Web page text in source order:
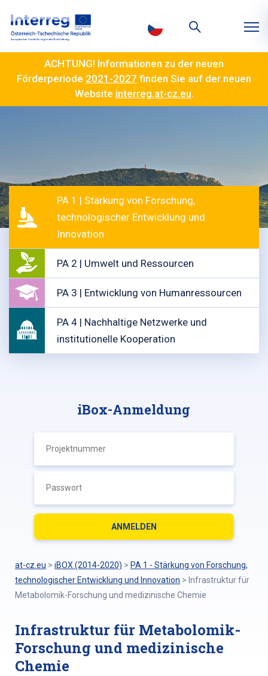
ACHTUNG! Informationen zu der neuen
Förderperiode 2021-2027 finden Sie auf der neuen
Website interreg.at-cz.eu.
PA 1 | Stärkung von Forschung,
technologischer Entwicklung und
Innovation
PA 2 | Umwelt und Ressourcen
PA 3 | Entwicklung von Humanressourcen
PA 4 | Nachhaltige Netzwerke und
institutionelle Kooperation
iBox-Anmeldung
at-cz.eu > iBOX (2014-2020) > PA 1 - Stärkung von Forschung,
technologischer Entwicklung und Innovation > Infrastruktur für
Metabolomik-Forschung und medizinische Chemie
Infrastruktur für Metabolomik-
Forschung und medizinische
Chemie